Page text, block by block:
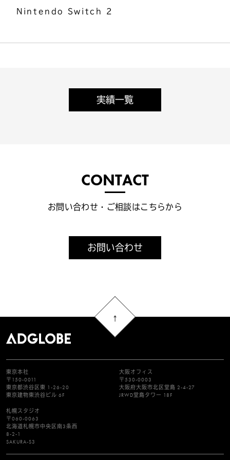
Nintendo Switch 2
実績一覧
CONTACT
お問い合わせ・ご相談はこちらから
お問い合わせ
東京本社
〒150-0011
東京都渋谷区東 1-26-20
東京建物東渋谷ビル 6F
大阪オフィス
〒530-0003
大阪府大阪市北区堂島 2-4-27
JRWD堂島タワー 18F
札幌スタジオ
〒060-0063
北海道札幌市中央区南3条西
8-2-1
SAKURA-S3